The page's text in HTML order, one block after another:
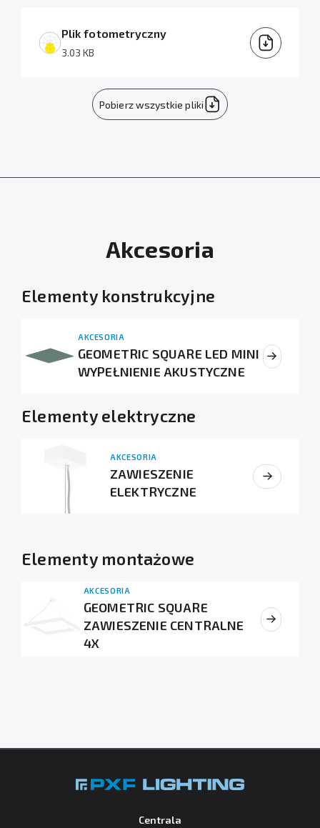
Plik fotometryczny
3.03 KB
Pobierz wszystkie pliki
Akcesoria
Elementy konstrukcyjne
AKCESORIA
GEOMETRIC SQUARE LED MINI
WYPEŁNIENIE AKUSTYCZNE
Elementy elektryczne
AKCESORIA
ZAWIESZENIE
ELEKTRYCZNE
Elementy montażowe
AKCESORIA
GEOMETRIC SQUARE
ZAWIESZENIE CENTRALNE
4X
Centrala